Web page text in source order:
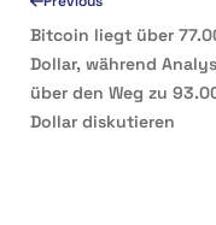
Bitcoin liegt über
Dollar, während
über den Weg zu
Dollar diskutieren